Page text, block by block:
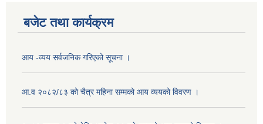
बजेट तथा कार्यक्रम
आय -व्यय सर्वजनिक गरिएको सूचना ।
आ.व २०८२/८३ को चैत्र महिना सम्मको आय व्ययको विवरण ।